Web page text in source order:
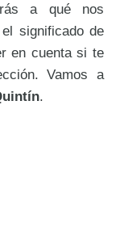
a qué nos
significado de
en cuenta si te
Vamos a
.